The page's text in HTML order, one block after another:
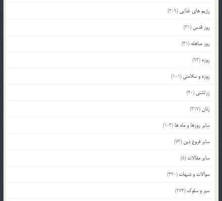
رژیم های غذایی (209)
روز قدس (31)
روز مباهله (41)
روزه (93)
روزه و سلامتی (101)
زرتشتی (40)
زنان(317)
سایر روزها و ماه ها (103)
سایر فروع دین (72)
سایر مقالات (5)
سوالات و شبهات (420)
سیر و سلوک (274)